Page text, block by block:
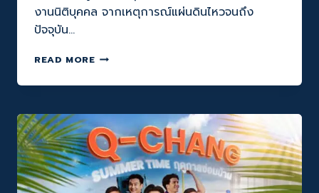
งานนิติบุคคล จากเหตุการณ์แผ่นดินไหวจนถึง
ปัจจุบัน…
READ MOREQ-
จับ
พรี
โม
จัด
ทัพ
ทีม
ช่าง